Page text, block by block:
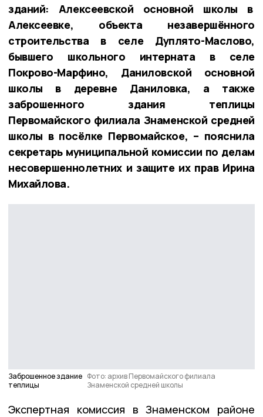
зданий: Алексеевской основной школы в
Алексеевке, объекта незавершённого
строительства в селе Дуплято-Маслово,
бывшего школьного интерната в селе
Покрово-Марфино, Даниловской основной
школы в деревне Даниловка, а также
заброшенного здания теплицы
Первомайского филиала Знаменской средней
школы в посёлке Первомайское, – пояснила
секретарь муниципальной комиссии по делам
несовершеннолетних и защите их прав Ирина
Михайлова.
Заброшенное здание
теплицы
Фото: архив Первомайского филиала
Знаменской средней школы
Экспертная комиссия в Знаменском районе